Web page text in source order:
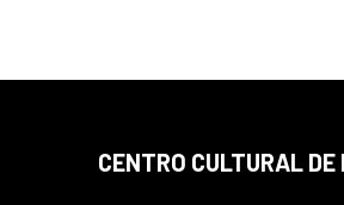
CENTRO CULTURAL